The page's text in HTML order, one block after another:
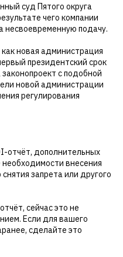
суд Пятого округа
чего компании
несвоевременную подачу.
новая администрация
президентский срок
с подобной
новой администрации
регулирования
отчёт, дополнительных
внесения
запрета или другого
сейчас это не
Если для вашего
сделайте это